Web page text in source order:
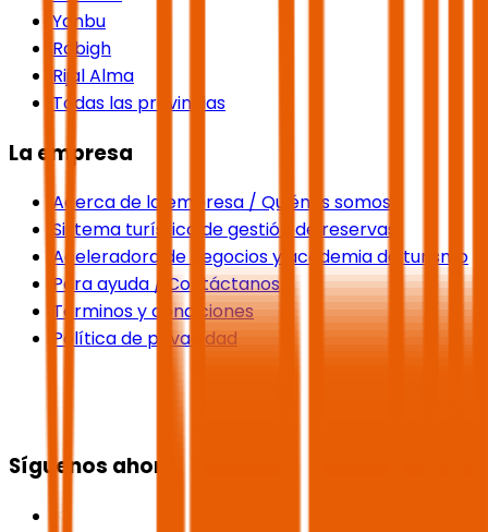
Yanbu
Rabigh
Rijal Alma
Todas las provincias
La empresa
Acerca de la empresa / Quiénes somos
Sistema turístico de gestión de reservas
Aceleradora de negocios y academia de turismo
Para ayuda / Contáctanos
Términos y condiciones
Política de privacidad
Síguenos ahora